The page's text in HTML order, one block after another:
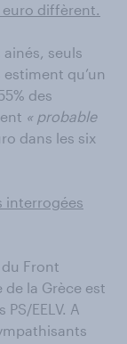
euro diffèrent.
seuls
estiment qu’un
des
« probable
dans les six
interrogées
Front
la Grèce est
EELV. A